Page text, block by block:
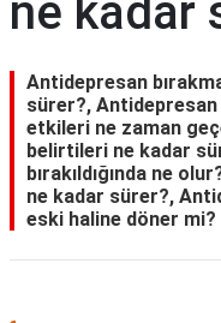
ne kadar
Antidepresan
sürer?, Antidepresan
etkileri ne zaman
belirtileri ne kadar
bırakıldığında ne
ne kadar sürer?,
eski haline döner mi?